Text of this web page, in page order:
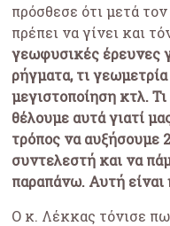
πρόσθεσε ότι μετά
πρέπει να γίνει και
γεωφυσικές έρευνες
ρήγματα, τι
μεγιστοποίηση κτλ.
θέλουμε αυτά γιατί
τρόπος να αυξήσουμε
συντελεστή και να
παραπάνω. Αυτή είναι
Ο κ. Λέκκας τόνισε